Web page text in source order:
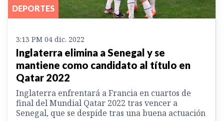
DEPORTES
3:13 PM 04 dic. 2022
Inglaterra elimina a Senegal y se
mantiene como candidato al título en
Qatar 2022
Inglaterra enfrentará a Francia en cuartos de
final del Mundial Qatar 2022 tras vencer a
Senegal, que se despide tras una buena actuación